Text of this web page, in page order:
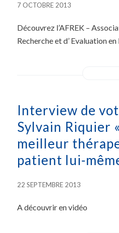
7 OCTOBRE 2013
Découvrez l’AFREK –
Recherche et d’ Evaluation
Interview de
Sylvain Riquier
meilleur
patient lui-
22 SEPTEMBRE 2013
A découvrir en vidéo